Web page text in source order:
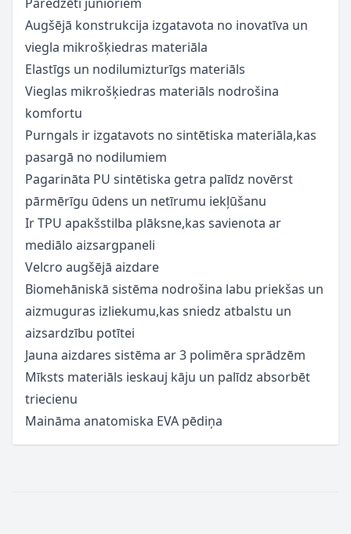
Augšējā konstrukcija izgatavota no inovatīva un
viegla mikrošķiedras materiāla
Elastīgs un nodilumizturīgs materiāls
Vieglas mikrošķiedras materiāls nodrošina
komfortu
Purngals ir izgatavots no sintētiska materiāla,kas
pasargā no nodilumiem
Pagarināta PU sintētiska getra palīdz novērst
pārmērīgu ūdens un netīrumu iekļūšanu
Ir TPU apakšstilba plāksne,kas savienota ar
mediālo aizsargpaneli
Velcro augšējā aizdare
Biomehāniskā sistēma nodrošina labu priekšas un
aizmuguras izliekumu,kas sniedz atbalstu un
aizsardzību potītei
Jauna aizdares sistēma ar 3 polimēra sprādzēm
Mīksts materiāls ieskauj kāju un palīdz absorbēt
triecienu
Maināma anatomiska EVA pēdiņa